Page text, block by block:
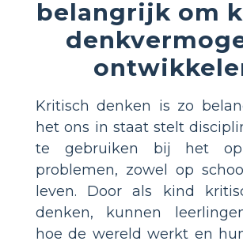
belangrijk om
Kritisch denken is zo
het ons in staat stelt
te gebruiken bij het
problemen, zowel op
leven. Door als kind
denken, kunnen
hoe de wereld werkt en